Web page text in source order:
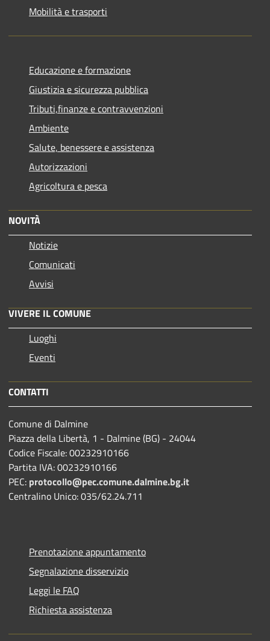
Mobilità e trasporti
Educazione e formazione
Giustizia e sicurezza pubblica
Tributi,finanze e contravvenzioni
Ambiente
Salute, benessere e assistenza
Autorizzazioni
Agricoltura e pesca
NOVITÀ
Notizie
Comunicati
Avvisi
VIVERE IL COMUNE
Luoghi
Eventi
CONTATTI
Comune di Dalmine
Piazza della Libertà, 1 - Dalmine (BG) - 24044
Codice Fiscale: 00232910166
Partita IVA: 00232910166
PEC: protocollo@pec.comune.dalmine.bg.it
Centralino Unico: 035/62.24.711
Prenotazione appuntamento
Segnalazione disservizio
Leggi le FAQ
Richiesta assistenza